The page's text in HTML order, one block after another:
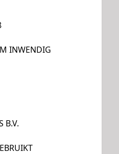
INWENDIG
B.V.